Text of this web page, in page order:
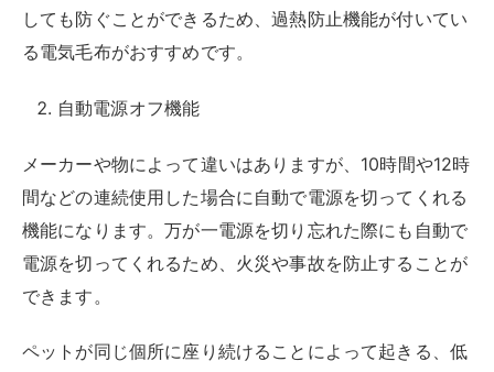
しても防ぐことができるため、過熱防止機能が付いてい
る電気毛布がおすすめです。
自動電源オフ機能
メーカーや物によって違いはありますが、10時間や12時
間などの連続使用した場合に自動で電源を切ってくれる
機能になります。万が一電源を切り忘れた際にも自動で
電源を切ってくれるため、火災や事故を防止することが
できます。
ペットが同じ個所に座り続けることによって起きる、低